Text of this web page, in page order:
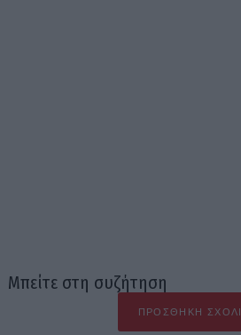
Μπείτε στη συζήτηση
ΠΡΟΣΘΉΚΗ